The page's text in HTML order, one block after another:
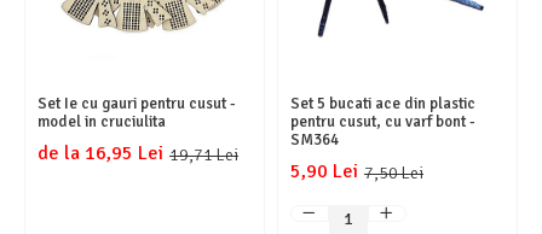
Set Ie cu gauri pentru cusut -
model in cruciulita
19,71 Lei
de la 16,95 Lei
Set 5 bucati ace din plastic
pentru cusut, cu varf bont -
SM364
7,50 Lei
5,90 Lei